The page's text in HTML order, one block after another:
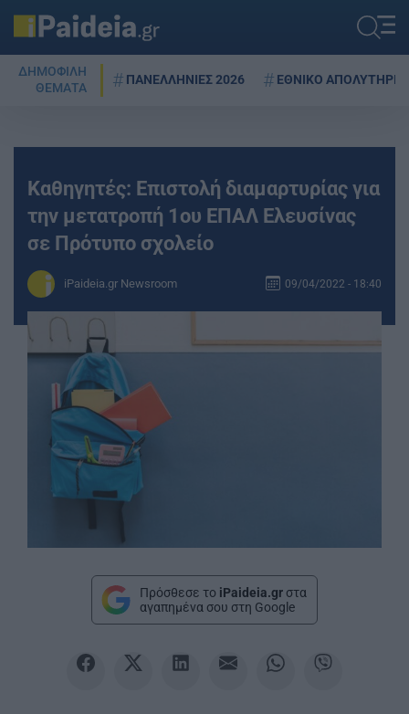
ΔΗΜΟΦΙΛΗ
ΘΕΜΑΤΑ
ΠΑΝΕΛΛΗΝΙΕΣ 2026 ΕΘΝΙΚΟ ΑΠΟΛΥΤΗΡΙΟ
Καθηγητές: Επιστολή διαμαρτυρίας για
την μετατροπή 1ου ΕΠΑΛ Ελευσίνας
σε Πρότυπο σχολείο
iPaideia.gr Newsroom 09/04/2022 - 18:40
Πρόσθεσε το iPaideia.gr στα
αγαπημένα σου στη Google